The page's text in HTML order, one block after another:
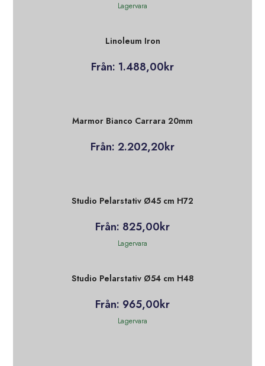
Lagervara
Linoleum Iron
Från: 1.488,00kr
Marmor Bianco Carrara 20mm
Från: 2.202,20kr
Studio Pelarstativ Ø45 cm H72
Från: 825,00kr
Lagervara
Studio Pelarstativ Ø54 cm H48
Från: 965,00kr
Lagervara